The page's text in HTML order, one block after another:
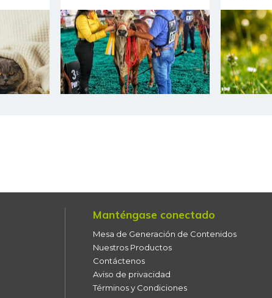
Chócolo mazorca
Cilantro
Coco
Curuba
Espinaca
Falda de res
Manténgase conectado
Mesa de Generación de Contenidos
Nuestros Productos
Contáctenos
Aviso de privacidad
Términos y Condiciones